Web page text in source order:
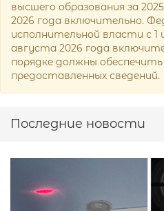
высшего образования за
2026 года включительно.
исполнительной власти с 1
августа 2026 года
порядке должны
предоставленных сведений.
Последние новости